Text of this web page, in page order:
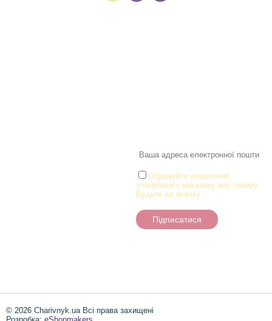
Отримуйте оновлення
улюбленого магазину або товару.
Будьте на зв'язку
Підписатися
© 2026 Charivnyk.ua Всі права захищені